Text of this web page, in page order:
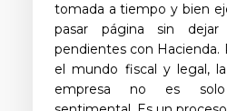
tomada a tiempo y bien
pasar página sin dejar
pendientes con
el mundo fiscal y legal,
empresa no es solo